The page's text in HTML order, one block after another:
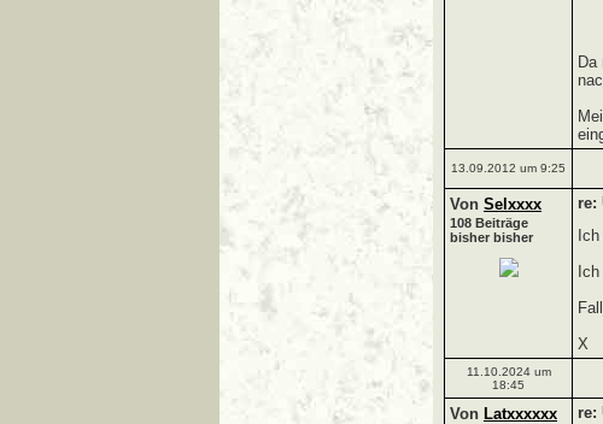
13.09.2012 um 9:25
Von Selxxxx
108 Beiträge
bisher bisher
re:
X
11.10.2024 um
18:45
Von Latxxxxxx
re: